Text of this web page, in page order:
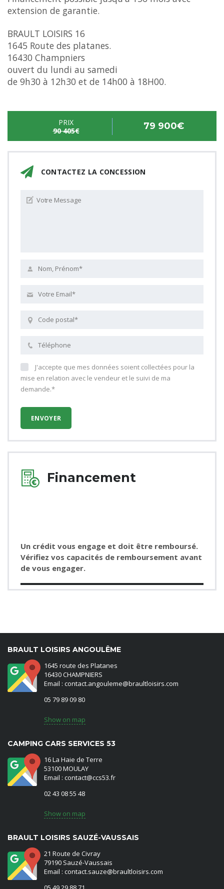
extension de garantie.
BRAULT LOISIRS 16
1645 Route des platanes.
16430 Champniers
ouvert du lundi au samedi
de 9h30 à 12h30 et de 14h00 à 18H00.
PRIX
90 405€
79 900€
CONTACTEZ LA CONCESSION
J'accepte que mes données soient collectées pour la
mise en relation avec le vendeur et le suivi de ma
demande.*
Financement
Un crédit vous engage et doit être remboursé.
Vérifiez vos capacités de remboursement avant
de vous engager.
BRAULT LOISIRS ANGOULÊME
1645 route des Platanes
16430 CHAMPNIERS
Email : contact.angouleme@braultloisirs.com
05 79 89 09 80
Show on map
CAMPING CARS SERVICES 53
16 La Haie de Terre
53100 MOULAY
Email : contact@ccs53.fr
02 43 08 55 48
Show on map
BRAULT LOISIRS SAUZÉ-VAUSSAIS
21 Route de Civray
79190 Sauzé-Vaussais
Email : contact.sauze@braultloisirs.com